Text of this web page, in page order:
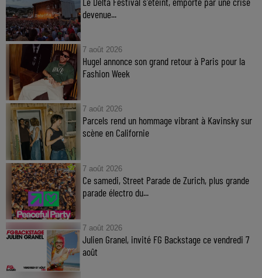
devenue...
7 août 2026
Hugel annonce son grand retour à Paris pour la
Fashion Week
7 août 2026
Parcels rend un hommage vibrant à Kavinsky sur
scène en Californie
7 août 2026
Ce samedi, Street Parade de Zurich, plus grande
parade électro du...
7 août 2026
Julien Granel, invité FG Backstage ce vendredi 7
août